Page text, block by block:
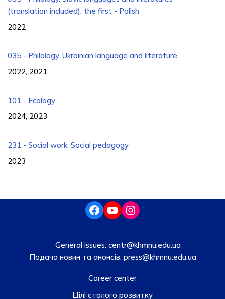
(translation included), the first - Polish
2022
035 - Philology. Ukrainian language and literature
2022, 2021
101 - Ecology
2024, 2023
231 - Social work. Social pedagogy
2023
General issues: centr@khmnu.edu.ua
Подача новин та анонсів:press@khmnu.edu.ua
Career center
Цілі сталого розвитку